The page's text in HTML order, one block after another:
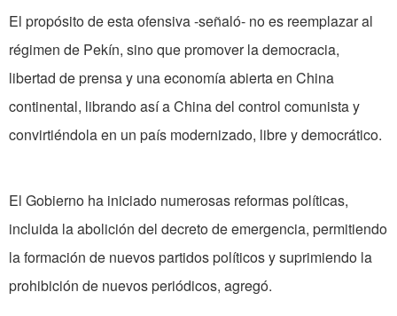
El propósito de esta ofensiva -señaló- no es reemplazar al
régimen de Pekín, sino que promover la democracia,
libertad de prensa y una economía abierta en China
continental, librando así a China del control comunista y
convirtiéndola en un país modernizado, libre y democrático.
El Gobierno ha iniciado numerosas reformas políticas,
incluida la abolición del decreto de emergencia, permitiendo
la formación de nuevos partidos políticos y suprimiendo la
prohibición de nuevos periódicos, agregó.